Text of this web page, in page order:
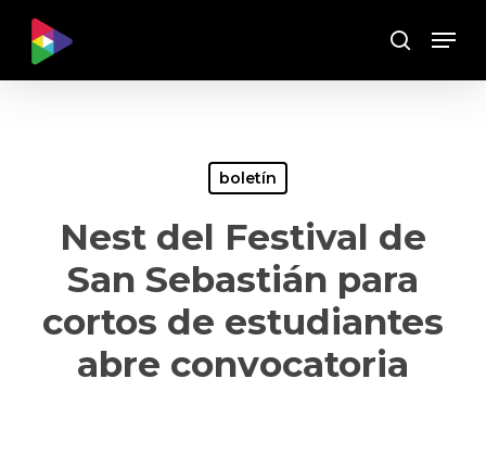
main
Buscar
Menu
boletín
Nest del Festival de
San Sebastián para
cortos de estudiantes
abre convocatoria